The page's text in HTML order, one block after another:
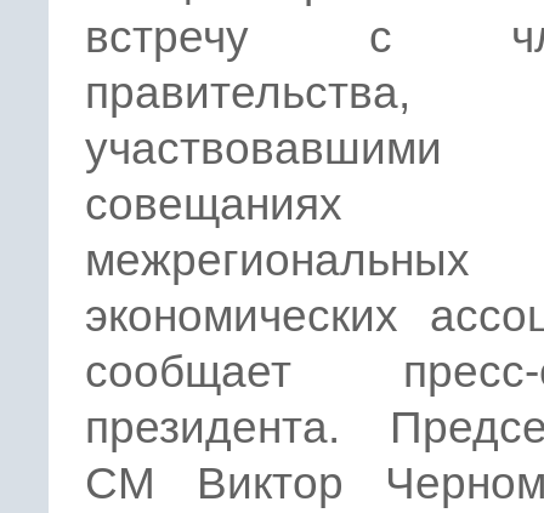
встречу с
правительства,
совещаниях
межрегиональных
экономических
сообщает пресс-
президента.
СМ Виктор